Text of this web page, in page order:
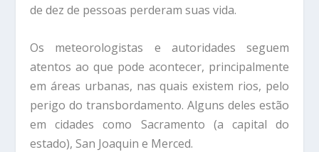
de dez de pessoas perderam suas vida.
Os meteorologistas e autoridades seguem
atentos ao que pode acontecer, principalmente
em áreas urbanas, nas quais existem rios, pelo
perigo do transbordamento. Alguns deles estão
em cidades como Sacramento (a capital do
estado), San Joaquin e Merced.